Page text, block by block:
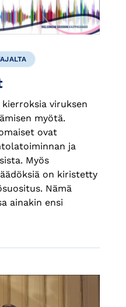
viruksen
myötä.
ovat
ja
Myös
on kiristetty
Nämä
ainakin ensi